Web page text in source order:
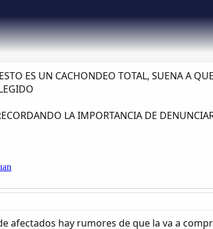
ES UN CACHONDEO TOTAL, SUENA A
LA IMPORTANCIA DE
afectados hay rumores de que la va a